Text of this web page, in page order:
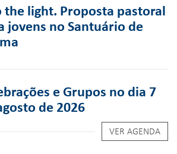
the light. Proposta pastoral
jovens no Santuário de
e Grupos no dia 7
de 2026
VER AGENDA